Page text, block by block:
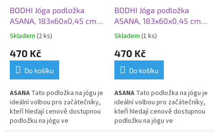
BODHI Jóga podložka
ASANA, 183x60x0,45 cm,
stříbrný mrak
Skladem (2 ks)
470 Kč
Do košíku
ASANA Tato podložka na jógu je
ideální volbou pro začátečníky,
kteří hledají cenově dostupnou
podložku na jógu ve
standardním rozměru. Je lehká,
BODHI Jóga podložka
ASANA, 183x60x0,45 cm,
růžové opálení
Skladem (1 ks)
470 Kč
Do košíku
ASANA Tato podložka na jógu je
ideální volbou pro začátečníky,
kteří hledají cenově dostupnou
podložku na jógu ve
standardním rozměru. Je lehká,